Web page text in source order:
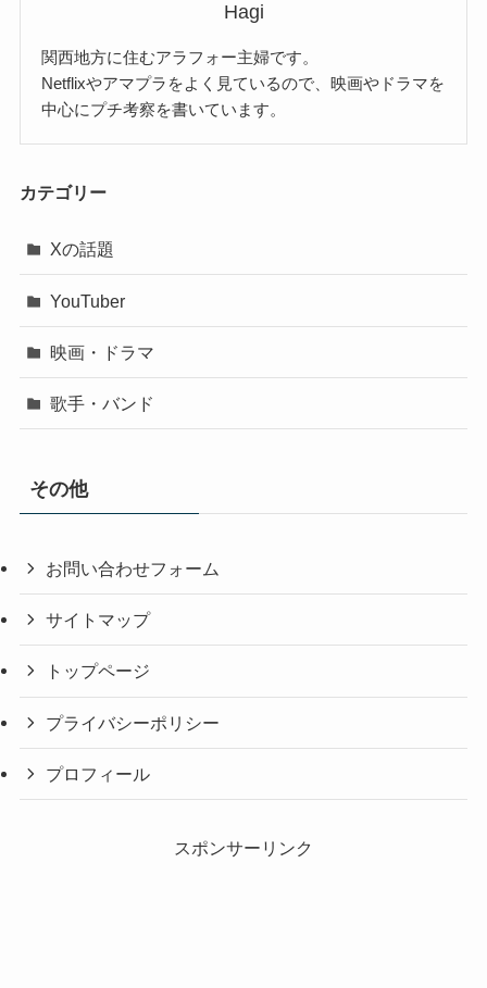
Hagi
関西地方に住むアラフォー主婦です。
Netflixやアマプラをよく見ているので、映画やドラマを
中心にプチ考察を書いています。
カテゴリー
Xの話題
YouTuber
映画・ドラマ
歌手・バンド
その他
お問い合わせフォーム
サイトマップ
トップページ
プライバシーポリシー
プロフィール
スポンサーリンク